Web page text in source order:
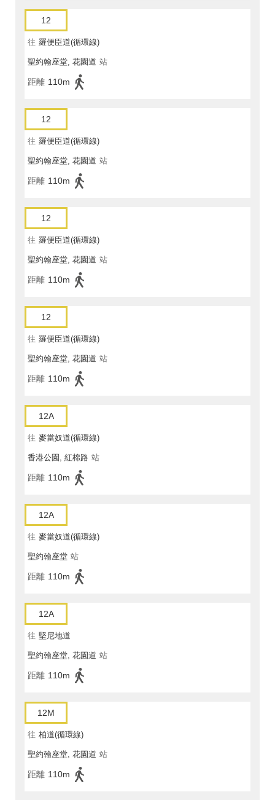
12
往 羅便臣道(循環線)
聖約翰座堂, 花園道 站
距離 110m
12
往 羅便臣道(循環線)
聖約翰座堂, 花園道 站
距離 110m
12
往 羅便臣道(循環線)
聖約翰座堂, 花園道 站
距離 110m
12
往 羅便臣道(循環線)
聖約翰座堂, 花園道 站
距離 110m
12A
往 麥當奴道(循環線)
香港公園, 紅棉路 站
距離 110m
12A
往 麥當奴道(循環線)
聖約翰座堂 站
距離 110m
12A
往 堅尼地道
聖約翰座堂, 花園道 站
距離 110m
12M
往 柏道(循環線)
聖約翰座堂, 花園道 站
距離 110m